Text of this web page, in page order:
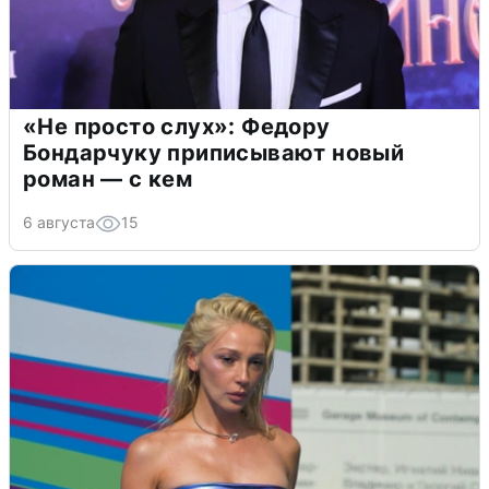
«Не просто слух»: Федору
Бондарчуку приписывают новый
роман — с кем
6 августа 15